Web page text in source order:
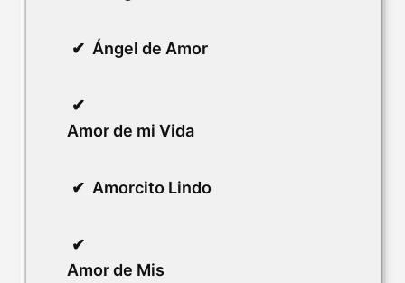
Ángel de Amor
Amor de mi Vida
Amorcito Lindo
Amor de Mis